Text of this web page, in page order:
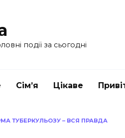
події за сьогодні
Сім’я Цікаве
ТУБЕРКУЛЬОЗУ – ВСЯ ПРАВДА